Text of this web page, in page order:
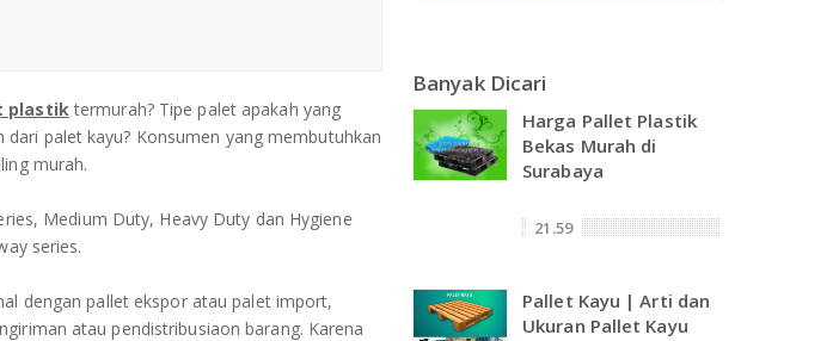
plastiktermurah? Tipe palet apakah yang
palet kayu? Konsumen yang membutuhkan
murah.
Medium Duty, Heavy Duty dan Hygiene
series.
dengan pallet ekspor atau palet import,
atau pendistribusiaon barang. Karena
Banyak Dicari
Harga Pallet Plastik
Bekas Murah di
Surabaya
21.59
Pallet Kayu | Arti dan
Ukuran Pallet Kayu